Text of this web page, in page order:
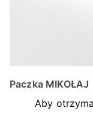
Paczka MIKOŁAJ
Aby